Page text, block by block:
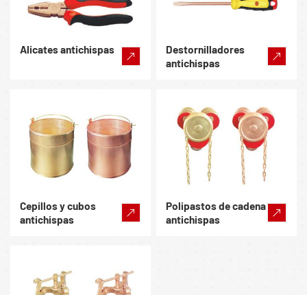
Alicates antichispas
Destornilladores
antichispas
Cepillos y cubos
antichispas
Polipastos de cadena
antichispas